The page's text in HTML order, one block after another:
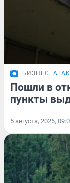
БИЗНЕС
Пошли в
пункты
5 августа, 2026,